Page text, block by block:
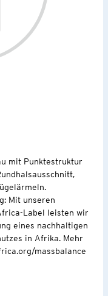
mit Punktestruktur
Mit unseren
Label leisten wir
eines nachhaltigen
in Afrika. Mehr
massbalance